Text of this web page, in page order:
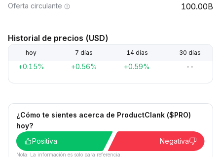
Oferta circulante 100.00B
Historial de precios (USD)
hoy 7 días 14 días 30 días
+0.15% +0.56% +0.59% --
¿Cómo te sientes acerca de ProductClank ($PRO)
hoy?
Positiva
Negativa
Nota: La información es solo para referencia.